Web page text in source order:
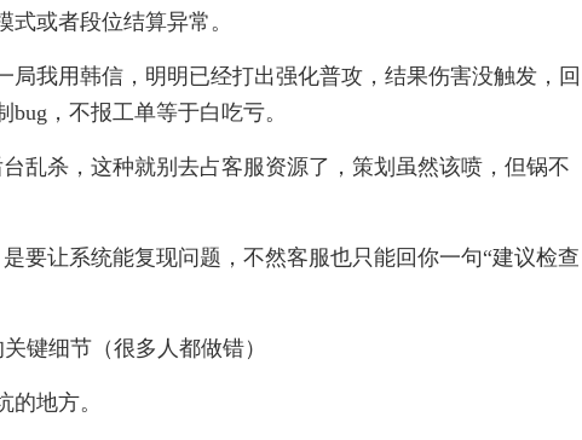
或者段位结算异常。
局我用韩信，明明已经打出强化普攻，结果伤害没触发，回
，不报工单等于白吃亏。
乱杀，这种就别去占客服资源了，策划虽然该喷，但锅不
要让系统能复现问题，不然客服也只能回你一句“建议检查
键细节（很多人都做错）
地方。